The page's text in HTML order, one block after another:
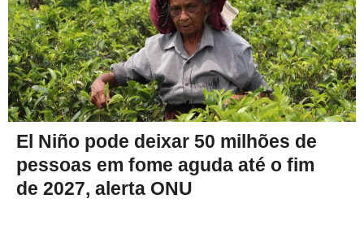
El Niño pode deixar 50 milhões de
pessoas em fome aguda até o fim
de 2027, alerta ONU